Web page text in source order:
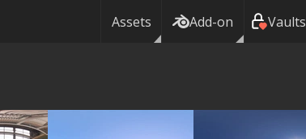
Assets Add-on Vaults